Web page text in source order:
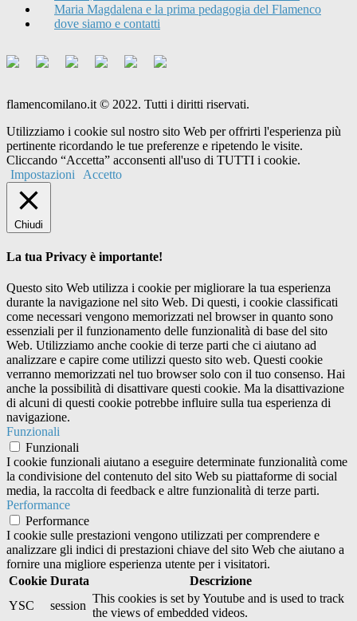
Maria Magdalena e la prima pedagogia del Flamenco
dove siamo e contatti
flamencomilano.it © 2022. Tutti i diritti riservati.
Utilizziamo i cookie sul nostro sito Web per offrirti l'esperienza più
pertinente ricordando le tue preferenze e ripetendo le visite.
Cliccando “Accetta” acconsenti all'uso di TUTTI i cookie.
Impostazioni
Accetto
Chiudi
La tua Privacy è importante!
Questo sito Web utilizza i cookie per migliorare la tua esperienza
durante la navigazione nel sito Web. Di questi, i cookie classificati
come necessari vengono memorizzati nel browser in quanto sono
essenziali per il funzionamento delle funzionalità di base del sito
Web. Utilizziamo anche cookie di terze parti che ci aiutano ad
analizzare e capire come utilizzi questo sito web. Questi cookie
verranno memorizzati nel tuo browser solo con il tuo consenso. Hai
anche la possibilità di disattivare questi cookie. Ma la disattivazione
di alcuni di questi cookie potrebbe influire sulla tua esperienza di
navigazione.
Funzionali
Funzionali
I cookie funzionali aiutano a eseguire determinate funzionalità come
la condivisione del contenuto del sito Web su piattaforme di social
media, la raccolta di feedback e altre funzionalità di terze parti.
Performance
Performance
I cookie sulle prestazioni vengono utilizzati per comprendere e
analizzare gli indici di prestazioni chiave del sito Web che aiutano a
fornire una migliore esperienza utente per i visitatori.
Cookie Durata
Descrizione
YSC
session
This cookies is set by Youtube and is used to track
the views of embedded videos.